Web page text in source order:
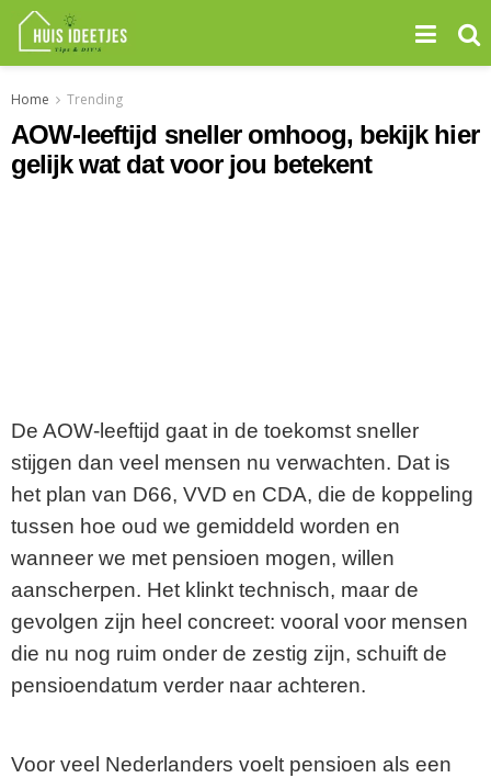
Home Trending
AOW-leeftijd sneller omhoog, bekijk hier
gelijk wat dat voor jou betekent
De AOW-leeftijd gaat in de toekomst sneller
stijgen dan veel mensen nu verwachten. Dat is
het plan van D66, VVD en CDA, die de koppeling
tussen hoe oud we gemiddeld worden en
wanneer we met pensioen mogen, willen
aanscherpen. Het klinkt technisch, maar de
gevolgen zijn heel concreet: vooral voor mensen
die nu nog ruim onder de zestig zijn, schuift de
pensioendatum verder naar achteren.
Voor veel Nederlanders voelt pensioen als een